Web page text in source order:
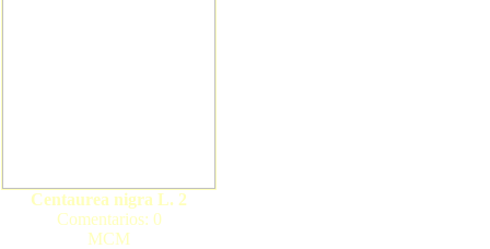
Centaurea nigra L. 2
Comentarios: 0
MCM